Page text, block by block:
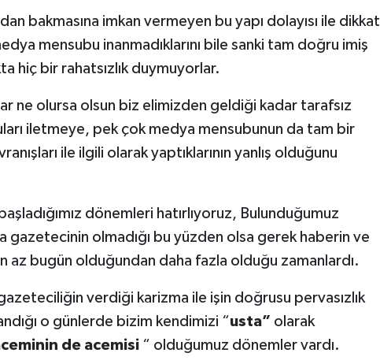
bakmasına imkan vermeyen bu yapı dolayısı ile dikkat
mensubu inanmadıklarını bile sanki tam doğru imiş
hiç bir rahatsızlık duymuyorlar.
ne olursa olsun biz elimizden geldiği kadar tarafsız
iletmeye, pek çok medya mensubunun da tam bir
ile ilgili olarak yaptıklarının yanlış olduğunu
dönemleri hatırlıyoruz, Bulunduğumuz
gazetecinin olmadığı bu yüzden olsa gerek haberin ve
az bugün olduğundan daha fazla olduğu zamanlardı.
verdiği karizma ile işin doğrusu pervasızlık
o günlerde bizim kendimizi “usta” olarak
de acemisi“ olduğumuz dönemler vardı.